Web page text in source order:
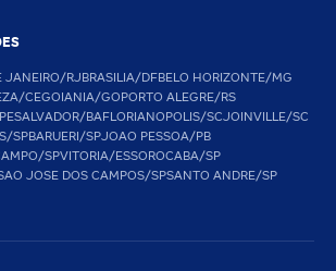
JANEIRO/RJBRASILIA/DFBELO HORIZONTE/MG
CEGOIANIA/GOPORTO ALEGRE/RS
SALVADOR/BAFLORIANOPOLIS/SCJOINVILLE/SC
SPBARUERI/SPJOAO PESSOA/PB
SPVITORIA/ESSOROCABA/SP
JOSE DOS CAMPOS/SPSANTO ANDRE/SP